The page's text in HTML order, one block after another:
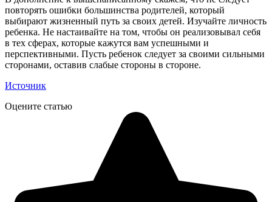
повторять ошибки большинства родителей, который
выбирают жизненный путь за своих детей. Изучайте личность
ребенка. Не настаивайте на том, чтобы он реализовывал себя
в тех сферах, которые кажутся вам успешными и
перспективными. Пусть ребенок следует за своими сильными
сторонами, оставив слабые стороны в стороне.
Источник
Оцените статью